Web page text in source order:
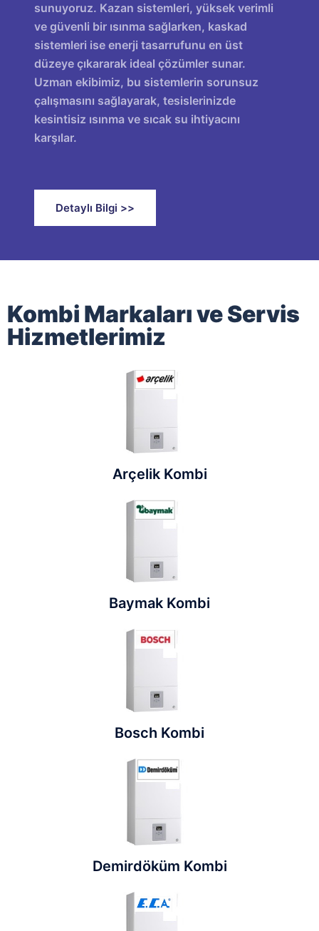
sunuyoruz. Kazan sistemleri, yüksek verimli
ve güvenli bir ısınma sağlarken, kaskad
sistemleri ise enerji tasarrufunu en üst
düzeye çıkararak ideal çözümler sunar.
Uzman ekibimiz, bu sistemlerin sorunsuz
çalışmasını sağlayarak, tesislerinizde
kesintisiz ısınma ve sıcak su ihtiyacını
karşılar.
Detaylı Bilgi >>
Kombi Markaları ve Servis
Hizmetlerimiz
Arçelik Kombi
Baymak Kombi
Bosch Kombi
Demirdöküm Kombi